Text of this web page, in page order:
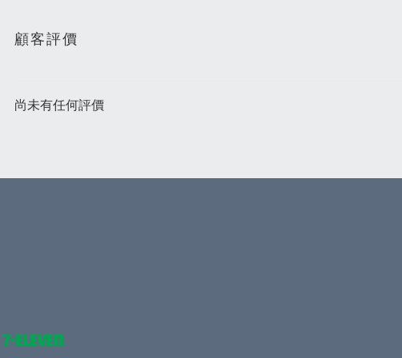
顧客評價
尚未有任何評價